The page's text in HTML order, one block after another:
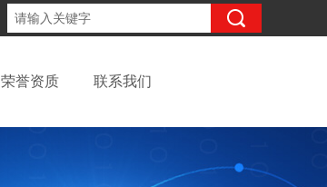
荣誉资质 联系我们